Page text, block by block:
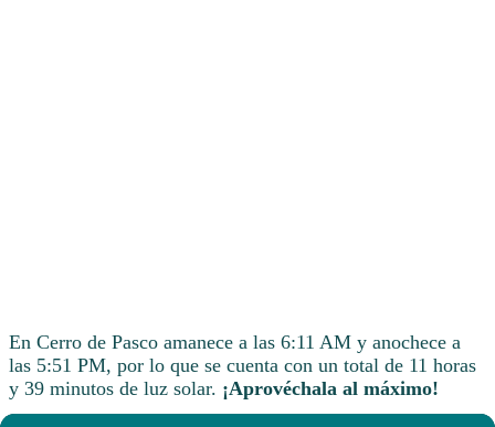
En Cerro de Pasco amanece a las 6:11 AM y anochece a
las 5:51 PM, por lo que se cuenta con un total de 11 horas
y 39 minutos de luz solar. ¡Aprovéchala al máximo!